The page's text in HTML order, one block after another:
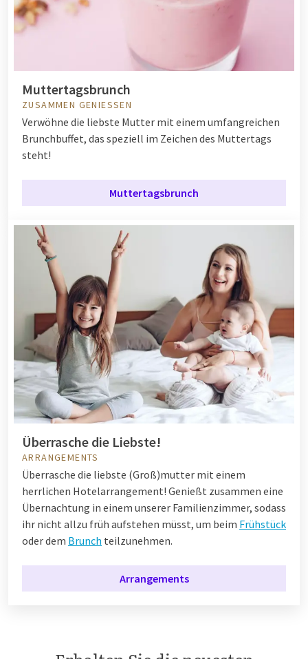
Muttertagsbrunch
ZUSAMMEN GENIESSEN
Verwöhne die liebste Mutter mit einem umfangreichen
Brunchbuffet, das speziell im Zeichen des Muttertags
steht!
Muttertagsbrunch
Überrasche die Liebste!
ARRANGEMENTS
Überrasche die liebste (Groß)mutter mit einem
herrlichen Hotelarrangement! Genießt zusammen eine
Übernachtung in einem unserer Familienzimmer, sodass
ihr nicht allzu früh aufstehen müsst, um beim Frühstück
oder dem Brunch teilzunehmen.
Arrangements